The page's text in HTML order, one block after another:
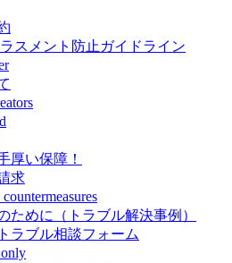
スメント防止ガイドライン
厚い保障！
求
ために（トラブル解決事例）
ラブル相談フォーム